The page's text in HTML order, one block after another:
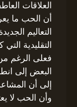
العلاقات
أن الحب ما
التعاليم
التقليدية
فعلى الرغم
البعض إلى
إلى أن
وأن الحب لا